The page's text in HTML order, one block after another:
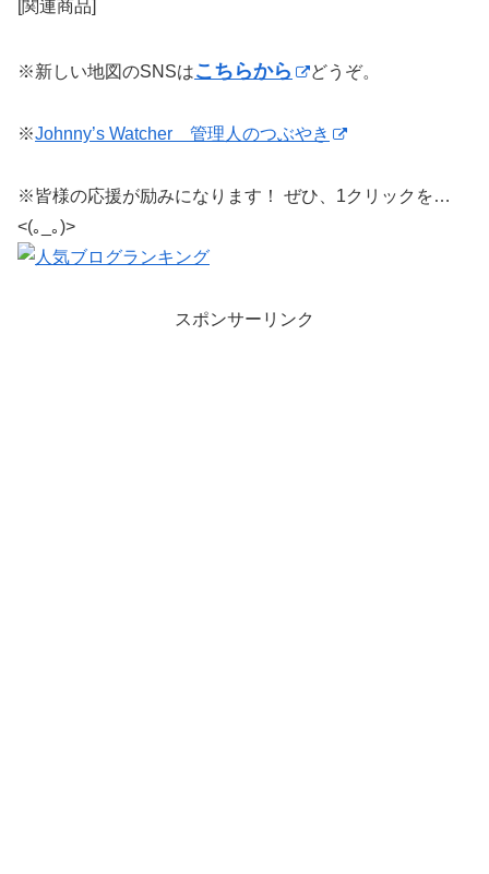
[関連商品]
※新しい地図のSNSはこちらから どうぞ。
※Johnny’s Watcher 管理人のつぶやき
※皆様の応援が励みになります！ ぜひ、1クリックを…
<(｡_｡)>
スポンサーリンク